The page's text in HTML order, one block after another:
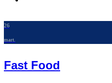
26
mart.
Fast Food